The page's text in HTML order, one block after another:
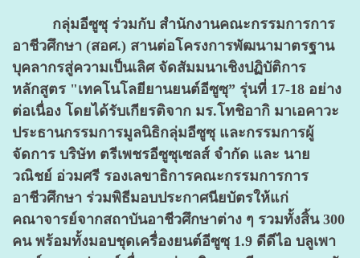
กลุ่มอีซูซุ ร่วมกับ สำนักงานคณะกรรมการการ
อาชีวศึกษา (สอศ.) สานต่อโครงการพัฒนามาตรฐาน
บุคลากรสู่ความเป็นเลิศ จัดสัมมนาเชิงปฏิบัติการ
หลักสูตร "เทคโนโลยียานยนต์อีซูซุ” รุ่นที่ 17-18 อย่าง
ต่อเนื่อง โดยได้รับเกียรติจาก มร.โทชิอากิ มาเอคาวะ
ประธานกรรมการมูลนิธิกลุ่มอีซูซุ และกรรมการผู้
จัดการ บริษัท ตรีเพชรอีซูซุเซลส์ จำกัด และ นาย
วณิชย์ อ่วมศรี รองเลขาธิการคณะกรรมการการ
อาชีวศึกษา ร่วมพิธีมอบประกาศนียบัตรให้แก่
คณาจารย์จากสถาบันอาชีวศึกษาต่าง ๆ รวมทั้งสิ้น 300
คน พร้อมทั้งมอบชุดเครื่องยนต์อีซูซุ 1.9 ดีดีไอ บลูเพา